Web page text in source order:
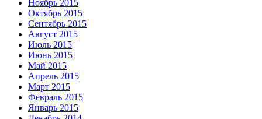
Ноябрь 2015
Октябрь 2015
Сентябрь 2015
Август 2015
Июль 2015
Июнь 2015
Май 2015
Апрель 2015
Март 2015
Февраль 2015
Январь 2015